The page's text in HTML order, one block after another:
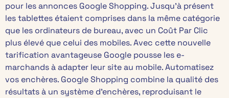
pour les annonces Google Shopping. Jusqu’à présent
les tablettes étaient comprises dans la même catégorie
que les ordinateurs de bureau, avec un Coût Par Clic
plus élevé que celui des mobiles. Avec cette nouvelle
tarification avantageuse Google pousse les e-
marchands à adapter leur site au mobile. Automatisez
vos enchères. Google Shopping combine la qualité des
résultats à un système d’enchères, reproduisant le